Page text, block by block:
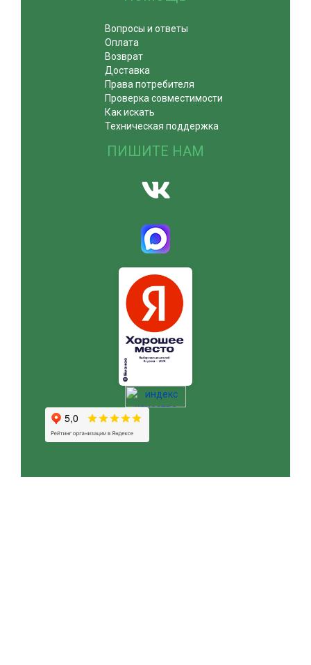
Вопросы и ответы
Оплата
Возврат
Доставка
Права потребителя
Проверка совместимости
Как искать
Техническая поддержка
ПИШИТЕ НАМ